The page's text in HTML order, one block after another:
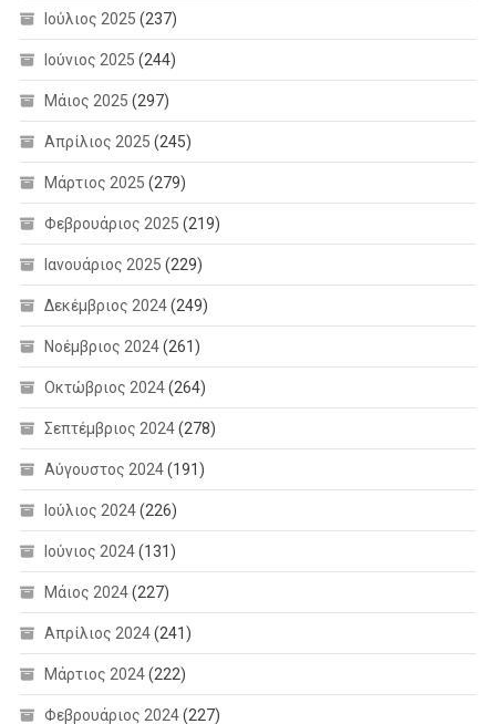
Ιούλιος 2025 (237)
Ιούνιος 2025 (244)
Μάιος 2025 (297)
Απρίλιος 2025 (245)
Μάρτιος 2025 (279)
Φεβρουάριος 2025 (219)
Ιανουάριος 2025 (229)
Δεκέμβριος 2024(249)
Νοέμβριος 2024(261)
Οκτώβριος 2024(264)
Σεπτέμβριος 2024(278)
Αύγουστος 2024(191)
Ιούλιος 2024(226)
Ιούνιος 2024(131)
Μάιος 2024(227)
Απρίλιος 2024(241)
Μάρτιος 2024(222)
Φεβρουάριος 2024(227)